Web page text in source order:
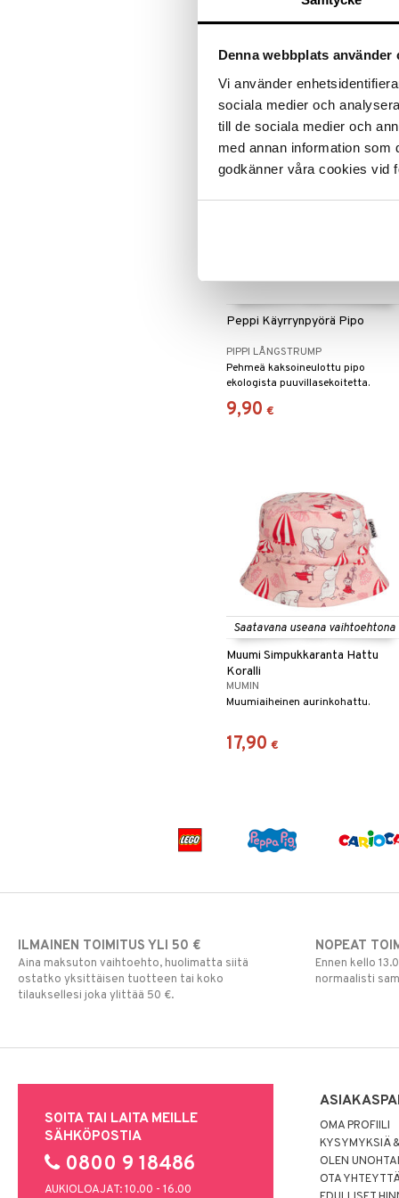
Denna webbplats använder
Vi använder
sociala medier och
till de sociala medier och
med annan information som
godkänner våra cookies vid
puuvillahattu.
9,90
Peppi Käyrrynpyörä Pipo
PIPPI LÅNGSTRUMP
Pehmeä kaksoineulottu pipo
ekologista puuvillasekoitetta.
9,90 €
Saatavana useana vaihtoehtona
Muumi Simpukkaranta Hattu
Koralli
MUMIN
Muumiaiheinen aurinkohattu.
17,90 €
ILMAINEN TOIMITUS YLI 50 €
Aina maksuton vaihtoehto, huolimatta siitä
ostatko yksittäisen tuotteen tai koko
tilauksellesi joka ylittää 50 €.
NOPEAT
Ennen kello
normaalisti
SOITA TAI LAITA MEILLE
SÄHKÖPOSTIA
0800 9 18486
AUKIOLOAJAT: 10.00 - 16.00
OMA PROFIILI
KYSYMYKSIÄ
OLEN
OTA